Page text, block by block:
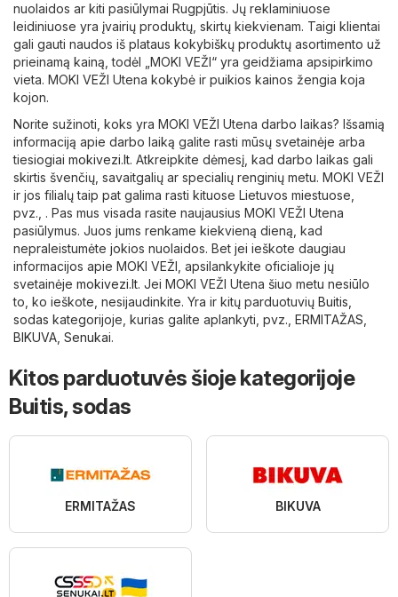
nuolaidos ar kiti pasiūlymai Rugpjūtis. Jų reklaminiuose
leidiniuose yra įvairių produktų, skirtų kiekvienam. Taigi klientai
gali gauti naudos iš plataus kokybiškų produktų asortimento už
prieinamą kainą, todėl „MOKI VEŽI“ yra geidžiama apsipirkimo
vieta. MOKI VEŽI Utena kokybė ir puikios kainos žengia koja
kojon.
Norite sužinoti, koks yra MOKI VEŽI Utena darbo laikas? Išsamią
informaciją apie darbo laiką galite rasti mūsų svetainėje arba
tiesiogiai mokivezi.lt. Atkreipkite dėmesį, kad darbo laikas gali
skirtis švenčių, savaitgalių ar specialių renginių metu. MOKI VEŽI
ir jos filialų taip pat galima rasti kituose Lietuvos miestuose,
pvz., . Pas mus visada rasite naujausius MOKI VEŽI Utena
pasiūlymus. Juos jums renkame kiekvieną dieną, kad
nepraleistumėte jokios nuolaidos. Bet jei ieškote daugiau
informacijos apie MOKI VEŽI, apsilankykite oficialioje jų
svetainėje mokivezi.lt. Jei MOKI VEŽI Utena šiuo metu nesiūlo
to, ko ieškote, nesijaudinkite. Yra ir kitų parduotuvių Buitis,
sodas kategorijoje, kurias galite aplankyti, pvz., ERMITAŽAS,
BIKUVA, Senukai.
Kitos parduotuvės šioje kategorijoje
Buitis, sodas
ERMITAŽAS BIKUVA